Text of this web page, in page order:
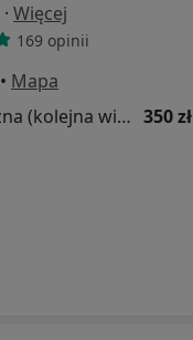
· Więcej
169 opinii
• Mapa
Konsultacja diabetologiczna (kolejna wizyta) 350 zł